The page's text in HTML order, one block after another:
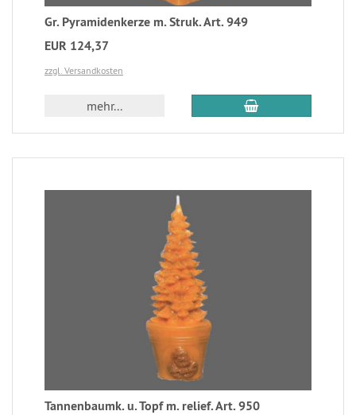
Gr. Pyramidenkerze m. Struk. Art. 949
EUR 124,37
zzgl. Versandkosten
mehr...
Tannenbaumk. u. Topf m. relief. Art. 950